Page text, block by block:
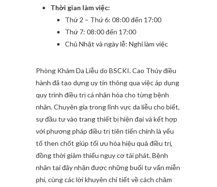
Thời gian làm việc:
Thứ 2 – Thứ 6: 08:00 đến 17:00
Thứ 7: 08:00 đến 17:00
Chủ Nhật và ngày lễ: Nghỉ làm việc
Phòng Khám Da Liễu do BSCKI. Cao Thúy điều
hành đã tạo dựng uy tín thông qua việc áp dụng
quy trình điều trị cá nhân hóa cho từng bệnh
nhân. Chuyên gia trong lĩnh vực da liễu cho biết,
sự đầu tư vào trang thiết bị hiện đại và kết hợp
với phương pháp điều trị tiên tiến chính là yếu
tố then chốt giúp tối ưu hóa hiệu quả điều trị,
đồng thời giảm thiểu nguy cơ tái phát. Bệnh
nhân tại đây nhận được những buổi tư vấn miễn
phí, cùng các lời khuyên chi tiết về cách chăm